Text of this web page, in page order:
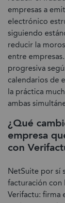
empresas a
electrónico
siguiendo
reducir la
entre
progresiva
calendarios de
la práctica
ambas
¿Qué
empresa
con
NetSuite por sí
facturación
Verifactu: firma